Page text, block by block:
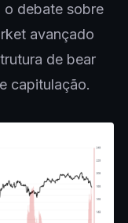
o debate sobre
avançado
de bear
capitulação.